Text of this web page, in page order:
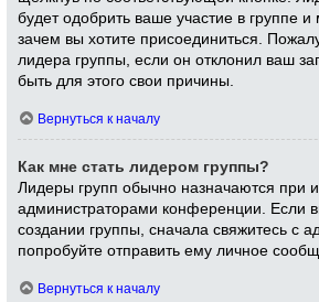
будет одобрить ваше участие в группе и
зачем вы хотите присоединиться.
лидера группы, если он отклонил ваш
быть для этого свои причины.
Вернуться к началу
Как мне стать лидером группы?
Лидеры групп обычно назначаются при
администраторами конференции. Если
создании группы, сначала свяжитесь с
попробуйте отправить ему личное
Вернуться к началу